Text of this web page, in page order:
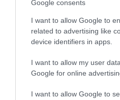
Google consents
I want to allow Google to
related to advertising like
device identifiers in apps.
I want to allow my user
Google for online
I want to allow Google to
CHI